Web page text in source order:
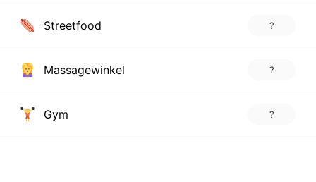
Streetfood ?
Massagewinkel ?
Gym ?